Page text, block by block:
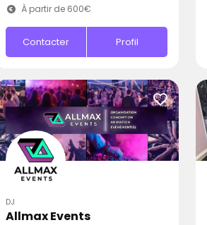
À partir de 600€
Contacter Profil
DJ
Allmax Events